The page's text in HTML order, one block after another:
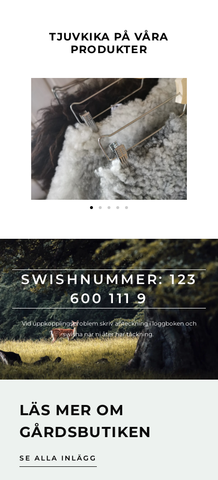
Hantera samtycke
För att ge en bra upplevelse använder vi teknik som cookies för att
lagra och/eller komma åt enhetsinformation. När du samtycker till
dessa tekniker kan vi behandla data som surfbeteende eller unika
ID:n på denna webbplats. Om du inte samtycker eller om du
återkallar ditt samtycke kan detta påverka vissa funktioner negativt.
Neka
Visa preferenser
Cookie PolicyIntegritetspolicy
TJUVKIKA PÅ VÅRA
PRODUKTER
SWISHNUMMER: 123
600 111 9
Vid uppkopplingsproblem skriv anteckning i loggboken och
swisha när ni åter har täckning.
LÄS MER OM
GÅRDSBUTIKEN
SE ALLA INLÄGG